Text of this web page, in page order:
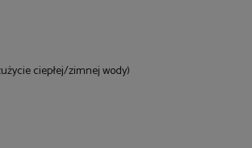
ciepłej/zimnej wody)